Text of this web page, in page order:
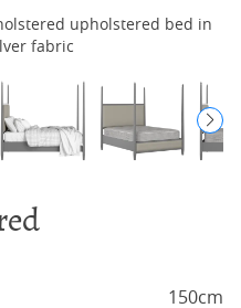
upholstered bed in
fabric
150cm